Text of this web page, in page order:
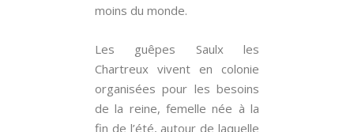
moins du monde.
Les guêpes Saulx les
Chartreux vivent en colonie
organisées pour les besoins
de la reine, femelle née à la
fin de l’été, autour de laquelle